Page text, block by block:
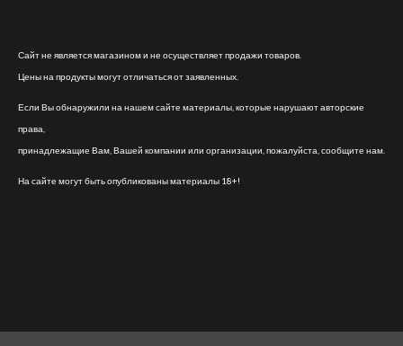
Сайт не является магазином и не осуществляет продажи товаров.
Цены на продукты могут отличаться от заявленных.
Если Вы обнаружили на нашем сайте материалы, которые нарушают авторские
права,
принадлежащие Вам, Вашей компании или организации, пожалуйста, сообщите нам.
На сайте могут быть опубликованы материалы 18+!